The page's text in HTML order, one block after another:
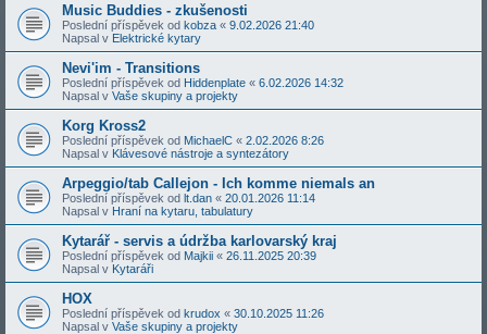
Music Buddies - zkušenosti
Poslední příspěvek od kobza « 9.02.2026 21:40
Napsal v Elektrické kytary
Nevi'im - Transitions
Poslední příspěvek od Hiddenplate « 6.02.2026 14:32
Napsal v Vaše skupiny a projekty
Korg Kross2
Poslední příspěvek od MichaelC « 2.02.2026 8:26
Napsal v Klávesové nástroje a syntezátory
Arpeggio/tab Callejon - Ich komme niemals an
Poslední příspěvek od lt.dan « 20.01.2026 11:14
Napsal v Hraní na kytaru, tabulatury
Kytarář - servis a údržba karlovarský kraj
Poslední příspěvek od Majkii « 26.11.2025 20:39
Napsal v Kytaráři
HOX
Poslední příspěvek od krudox « 30.10.2025 11:26
Napsal v Vaše skupiny a projekty